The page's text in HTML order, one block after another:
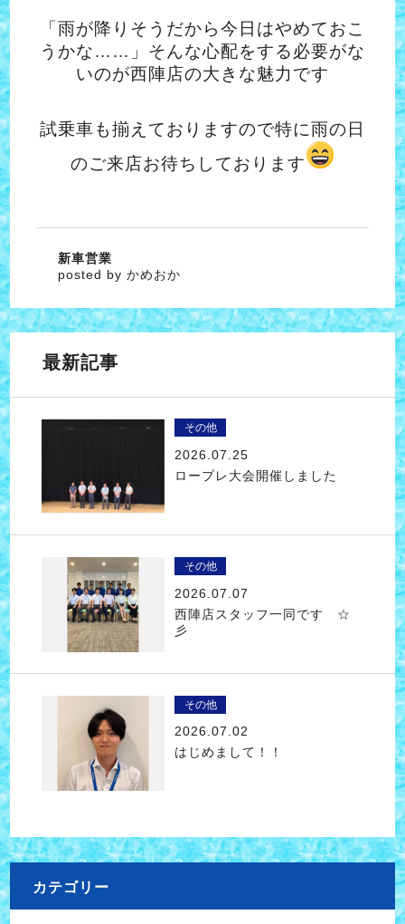
「雨が降りそうだから今日はやめておこ
うかな……」そんな心配をする必要がな
いのが西陣店の大きな魅力です
試乗車も揃えておりますので特に雨の日
のご来店お待ちしております
新車営業
posted by かめおか
最新記事
その他
2026.07.25
ロープレ大会開催しました
その他
2026.07.07
西陣店スタッフ一同です ☆
彡
その他
2026.07.02
はじめまして！！
カテゴリー